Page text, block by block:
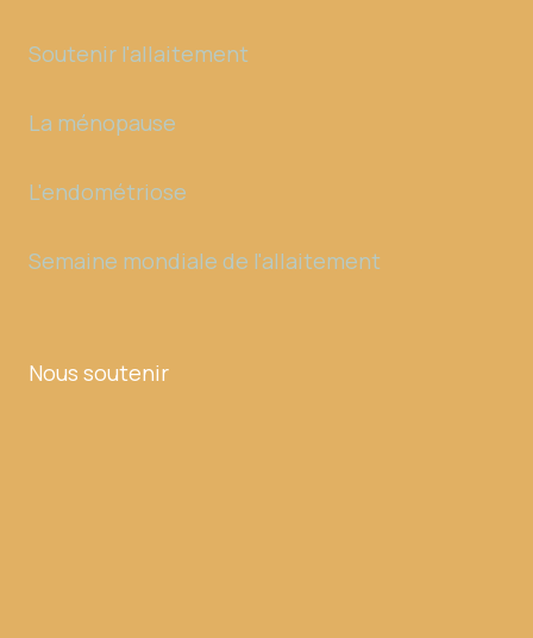
Soutenir l'allaitement
La ménopause
L'endométriose
Semaine mondiale de l'allaitement
Nous soutenir